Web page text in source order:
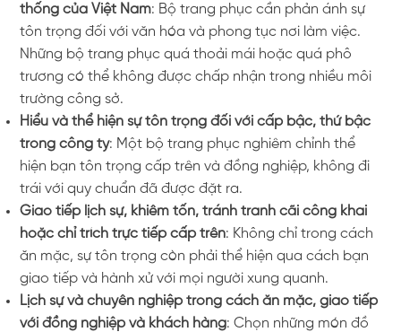
thống của Việt Nam: Bộ trang phục cần phản ánh sự
tôn trọng đối với văn hóa và phong tục nơi làm việc.
Những bộ trang phục quá thoải mái hoặc quá phô
trương có thể không được chấp nhận trong nhiều môi
trường công sở.
Hiểu và thể hiện sự tôn trọng đối với cấp bậc, thứ bậc
trong công ty: Một bộ trang phục nghiêm chỉnh thể
hiện bạn tôn trọng cấp trên và đồng nghiệp, không đi
trái với quy chuẩn đã được đặt ra.
Giao tiếp lịch sự, khiêm tốn, tránh tranh cãi công khai
hoặc chỉ trích trực tiếp cấp trên: Không chỉ trong cách
ăn mặc, sự tôn trọng còn phải thể hiện qua cách bạn
giao tiếp và hành xử với mọi người xung quanh.
Lịch sự và chuyên nghiệp trong cách ăn mặc, giao tiếp
với đồng nghiệp và khách hàng: Chọn những món đồ